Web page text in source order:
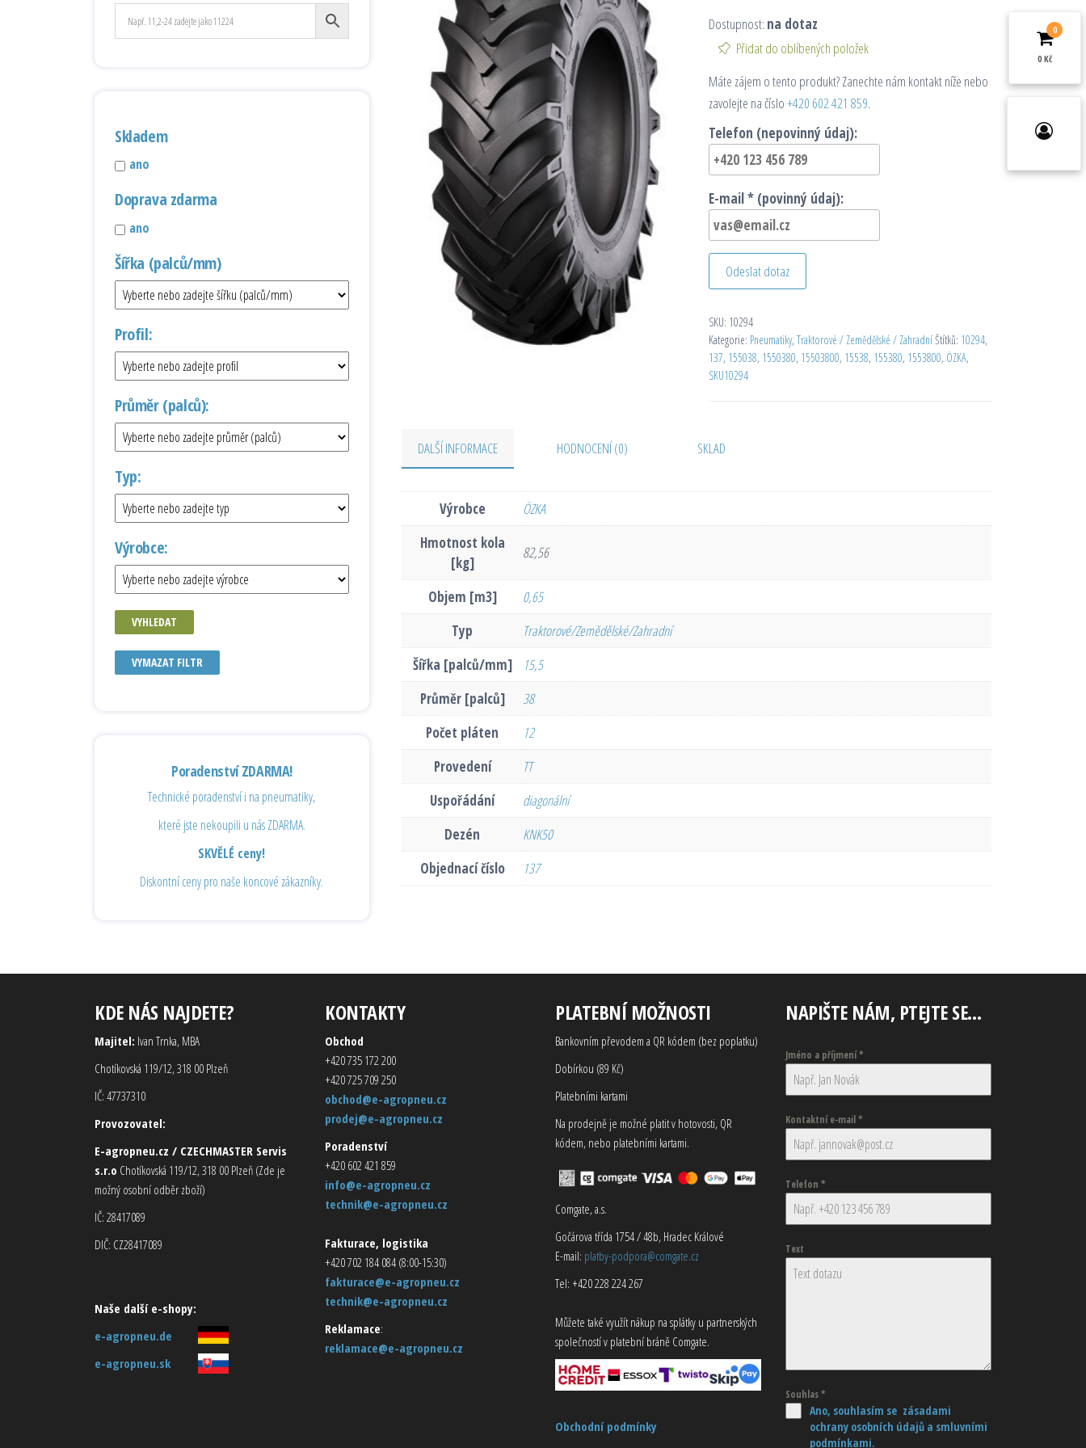
Dostupnost: na dotaz
Přidat do oblíbených položek
Máte zájem o tento produkt? Zanechte nám kontakt níže nebo
zavolejte na číslo+420 602 421 859.
Telefon (nepovinný údaj):
E-mail * (povinný údaj):
Odeslat dotaz
SKU: 10294
Kategorie: Pneumatiky, Traktorové / Zemědělské / ZahradníŠtítků: 10294,
137, 155038, 1550380, 15503800, 15538, 155380, 1553800, ÖZKA,
SKU10294
DALŠÍ INFORMACE HODNOCENÍ (0) SKLAD
Výrobce
ÖZKA
Hmotnost kola
[kg]
82,56
Objem [m3]
0,65
Typ
Traktorové/Zemědělské/Zahradní
Šířka [palců/mm]
15,5
Průměr [palců]
38
Počet pláten
12
Provedení
TT
Uspořádání
diagonální
Dezén
KNK50
Objednací číslo
137
Skladem
ano
Doprava zdarma
ano
Šířka (palců/mm)
Profil:
Průměr (palců):
Typ:
Výrobce:
VYHLEDAT
VYMAZAT FILTR
Poradenství ZDARMA!
Technické poradenství i na pneumatiky,
které jste nekoupili u nás ZDARMA.
SKVĚLÉ ceny!
Diskontní ceny pro naše koncové zákazníky.
KDE NÁS NAJDETE?
Majitel: Ivan Trnka, MBA
Chotíkovská 119/12, 318 00 Plzeň
IČ: 47737310
Provozovatel:
E-agropneu.cz / CZECHMASTER Servis
s.r.o Chotíkovská 119/12, 318 00 Plzeň (Zde je
možný osobní odběr zboží)
IČ: 28417089
DIČ: CZ28417089
Naše další e-shopy:
e-agropneu.de
e-agropneu.sk
KONTAKTY
Obchod
+420 735 172 200
+420 725 709 250
obchod@e-agropneu.cz
prodej@e-agropneu.cz
Poradenství
+420 602 421 859
info@e-agropneu.cz
technik@e-agropneu.cz
Fakturace, logistika
+420 702 184 084 (8:00-15:30)
fakturace@e-agropneu.cz
technik@e-agropneu.cz
Reklamace:
reklamace@e-agropneu.cz
PLATEBNÍ MOŽNOSTI
Bankovním převodem a QR kódem (bez poplatku)
Dobírkou (89 Kč)
Platebními kartami
Na prodejně je možné platit v hotovosti, QR
kódem, nebo platebními kartami.
Comgate, a.s.
Gočárova třída 1754 / 48b, Hradec Králové
E-mail: platby-podpora@comgate.cz
Tel: +420 228 224 267
Můžete také využít nákup na splátky u partnerských
společností v platební bráně Comgate.
Obchodní podmínky
NAPIŠTE NÁM, PTEJTE SE…
Jméno a příjmení*
Kontaktní e-mail*
Telefon *
Text
Souhlas*
Ano, souhlasím se zásadami
ochrany osobních údajů a smluvními
podmínkami.
0
0 Kč